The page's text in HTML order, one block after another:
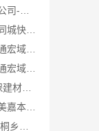
急装装修哪家快品质施工，同城快装省心
靠谱一站式家装公司施工南通宏域全宅装饰建材有限公司
海安一站式装修公司价格南通宏域全宅装饰建材有限公司预算
濮阳装修推荐_河南璟臻环保建材有限公司本土深耕全流程一体化服务
新昌畅销家庭装修，浙江宜美嘉本地服务口碑佳